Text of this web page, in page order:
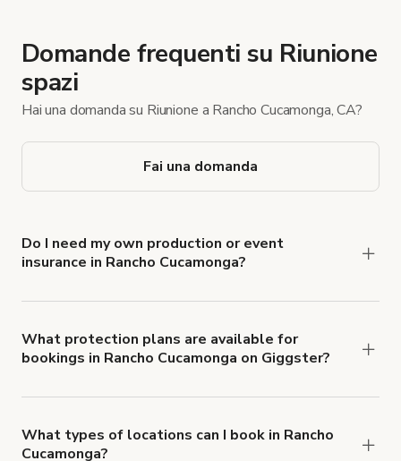
Domande frequenti su Riunione
spazi
Hai una domanda su Riunione a Rancho Cucamonga, CA?
Fai una domanda
Do I need my own production or event
insurance in Rancho Cucamonga?
insurance with liability coverage of no less than
$1,000,000.
What protection plans are available for
bookings in Rancho Cucamonga on Giggster?
about Giggster's Damage Protection coverage.
What types of locations can I book in Rancho
Cucamonga?